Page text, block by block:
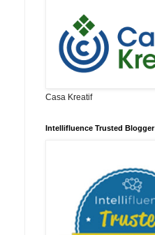
Casa Kreatif
Intellifluence Trusted Blogger